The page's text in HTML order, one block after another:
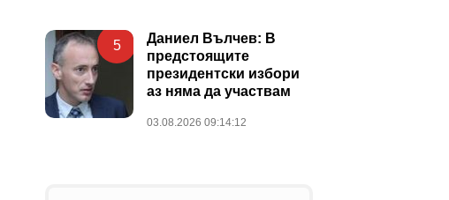
5
Даниел Вълчев: В
предстоящите
президентски избори
аз няма да участвам
03.08.2026 09:14:12